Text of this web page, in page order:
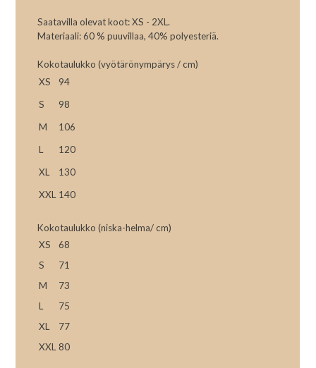
Saatavilla olevat koot: XS - 2XL.
Materiaali: 60 % puuvillaa, 40% polyesteriä.
Kokotaulukko (vyötärönympärys / cm)
XS
94
S
98
M
106
L
120
XL
130
XXL 140
Kokotaulukko (niska-helma/ cm)
XS
68
S
71
M
73
L
75
XL
77
XXL 80